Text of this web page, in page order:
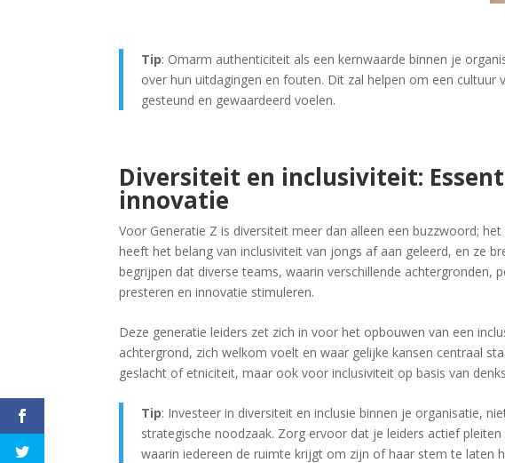
Tip: Omarm authenticiteit als een kernwaarde binnen je
over hun uitdagingen en fouten. Dit zal helpen om een
gesteund en gewaardeerd voelen.
Diversiteit en inclusiviteit:
innovatie
Voor Generatie Z is diversiteit meer dan alleen een buzzwoord;
heeft het belang van inclusiviteit van jongs af aan geleerd, en ze
begrijpen dat diverse teams, waarin verschillende achtergronden,
presteren en innovatie stimuleren.
Deze generatie leiders zet zich in voor het opbouwen van een
achtergrond, zich welkom voelt en waar gelijke kansen centraal
geslacht of etniciteit, maar ook voor inclusiviteit op basis van
Tip: Investeer in diversiteit en inclusie binnen je organisatie,
strategische noodzaak. Zorg ervoor dat je leiders actief
waarin iedereen de ruimte krijgt om zijn of haar stem te laten